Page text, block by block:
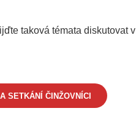
taková témata diskutovat v
SETKÁNÍ ČINŽOVNÍCI